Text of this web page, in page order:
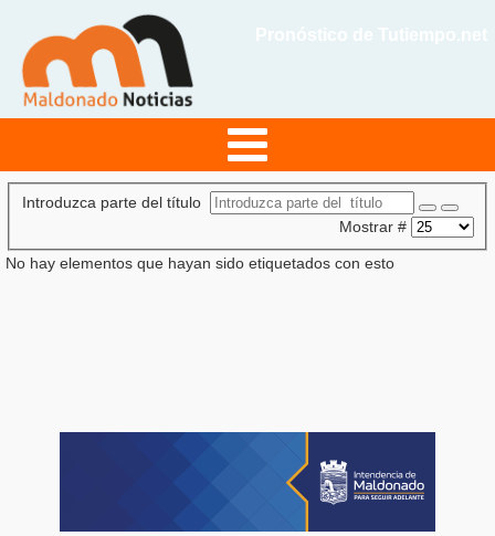
Introduzca parte del título
Mostrar #
No hay elementos que hayan sido etiquetados con esto